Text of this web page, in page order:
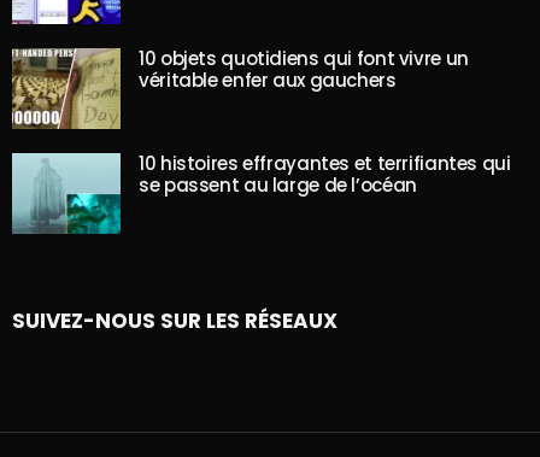
10 objets quotidiens qui font vivre un
véritable enfer aux gauchers
10 histoires effrayantes et terrifiantes qui
se passent au large de l’océan
SUIVEZ-NOUS SUR LES RÉSEAUX